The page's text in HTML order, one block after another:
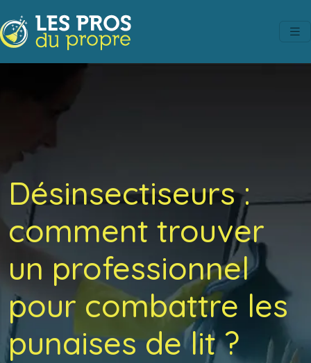
Désinsectiseurs :
comment trouver
un professionnel
pour combattre les
punaises de lit ?